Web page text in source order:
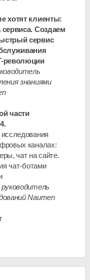
хотят клиенты:
сервиса. Создаем
сервис
революции
знаниями
части
каналах:
чат на сайте.
чат-ботами
Naumen